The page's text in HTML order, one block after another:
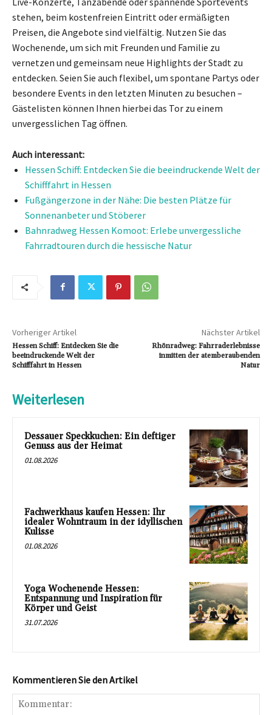
stehen, beim kostenfreien Eintritt oder ermäßigten
Preisen, die Angebote sind vielfältig. Nutzen Sie das
Wochenende, um sich mit Freunden und Familie zu
vernetzen und gemeinsam neue Highlights der Stadt zu
entdecken. Seien Sie auch flexibel, um spontane Partys oder
besondere Events in den letzten Minuten zu besuchen –
Gästelisten können Ihnen hierbei das Tor zu einem
unvergesslichen Tag öffnen.
Auch interessant:
Hessen Schiff: Entdecken Sie die beeindruckende Welt der
Schifffahrt in Hessen
Fußgängerzone in der Nähe: Die besten Plätze für
Sonnenanbeter und Stöberer
Bahnradweg Hessen Komoot: Erlebe unvergessliche
Fahrradtouren durch die hessische Natur
Vorheriger Artikel
Hessen Schiff: Entdecken Sie die
beeindruckende Welt der
Schifffahrt in Hessen
Nächster Artikel
Rhönradweg: Fahrraderlebnisse
inmitten der atemberaubenden
Natur
Weiterlesen
Dessauer Speckkuchen: Ein deftiger
Genuss aus der Heimat
01.08.2026
Fachwerkhaus kaufen Hessen: Ihr
idealer Wohntraum in der idyllischen
Kulisse
01.08.2026
Yoga Wochenende Hessen:
Entspannung und Inspiration für
Körper und Geist
31.07.2026
Kommentieren Sie den Artikel